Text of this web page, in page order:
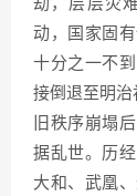
劫，层层灾
动，国家固
十分之一不
接倒退至明治
旧秩序崩塌
据乱世。历
大和、武凰